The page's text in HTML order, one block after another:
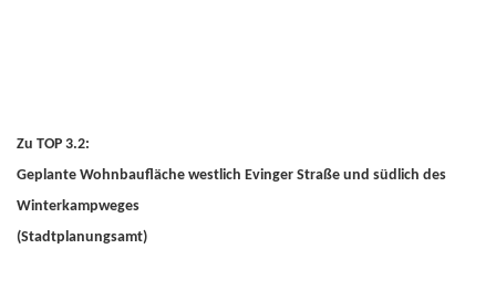
Zu TOP 3.2:
Geplante Wohnbaufläche westlich Evinger Straße und südlich des
Winterkampweges
(Stadtplanungsamt)